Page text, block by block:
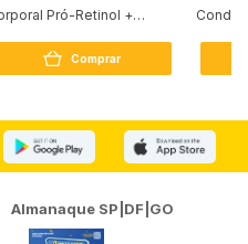
Pró-Retinol +
Comprar
Almanaque SP|DF|GO